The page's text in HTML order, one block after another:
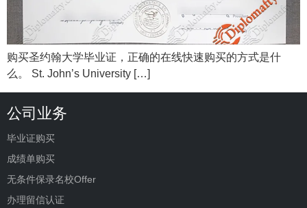
购买圣约翰大学毕业证，正确的在线快速购买的方式是什
么。 St. John’s University […]
公司业务
毕业证购买
成绩单购买
无条件保录名校Offer
办理留信认证